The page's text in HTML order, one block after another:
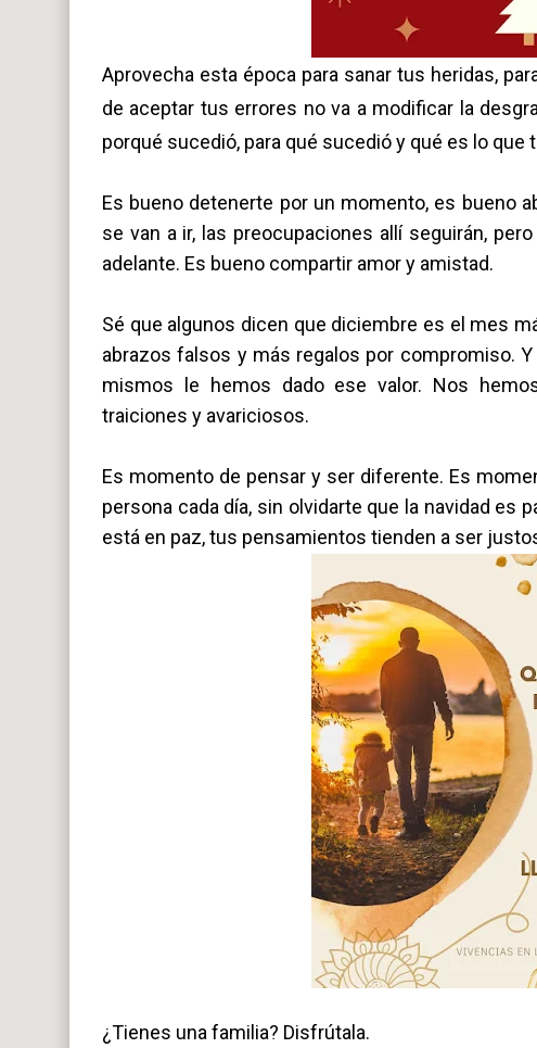
Aprovecha esta época para sanar tus heridas,
de aceptar tus errores no va a modificar la
porqué sucedió, para qué sucedió y qué es lo que
Es bueno detenerte por un momento, es bueno
se van a ir, las preocupaciones allí seguirán,
adelante. Es bueno compartir amor y amistad.
Sé que algunos dicen que diciembre es el mes
abrazos falsos y más regalos por compromiso.
mismos le hemos dado ese valor. Nos
traiciones y avariciosos.
Es momento de pensar y ser diferente. Es
persona cada día, sin olvidarte que la navidad es
está en paz, tus pensamientos tienden a ser
¿Tienes una familia? Disfrútala.